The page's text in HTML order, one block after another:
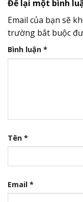
Để lại một bình
Email của bạn sẽ
trường bắt buộc
Bình luận *
Tên *
Email *